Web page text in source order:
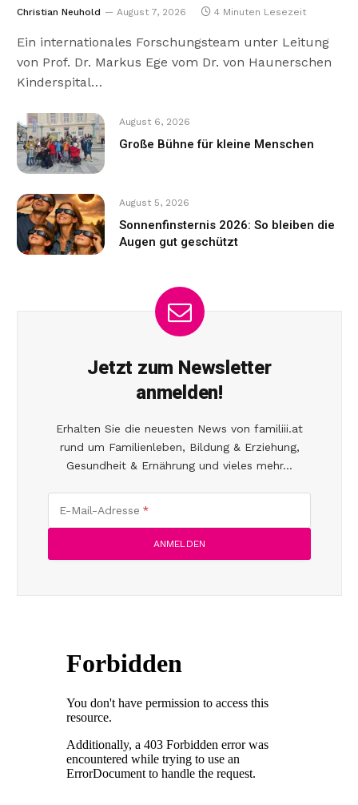
Christian Neuhold August 7, 2026 4 Minuten Lesezeit
Ein internationales Forschungsteam unter Leitung
von Prof. Dr. Markus Ege vom Dr. von Haunerschen
Kinderspital…
August 6, 2026
Große Bühne für kleine Menschen
August 5, 2026
Sonnenfinsternis 2026: So bleiben die
Augen gut geschützt
Jetzt zum Newsletter
anmelden!
Erhalten Sie die neuesten News von familiii.at
rund um Familienleben, Bildung & Erziehung,
Gesundheit & Ernährung und vieles mehr...
E-Mail-Adresse